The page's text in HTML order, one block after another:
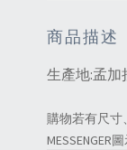
商品描述
生產地:孟加
購物若有尺寸
MESSENGER